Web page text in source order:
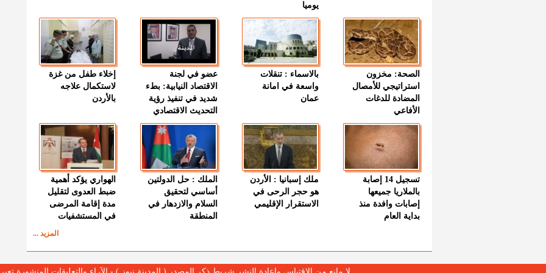
يوميا
الصحة: مخزون
استراتيجي للأمصال
المضادة للدغات
الأفاعي
بالاسماء : تنقلات
واسعة في امانة
عمان
عضو في لجنة
الاقتصاد النيابية: بطء
شديد في تنفيذ رؤية
التحديث الاقتصادي
إخلاء طفل من غزة
لاستكمال علاجه
بالأردن
تسجيل 14 إصابة
بالملاريا جميعها
إصابات وافدة منذ
بداية العام
ملك إسبانيا : الأردن
هو حجر الرحى في
الاستقرار الإقليمي
الملك : حل الدولتين
أساسي لتحقيق
السلام والازدهار في
المنطقة
الهواري يؤكد أهمية
ضبط العدوى لتقليل
مدة إقامة المرضى
في المستشفيات
المزيد ...